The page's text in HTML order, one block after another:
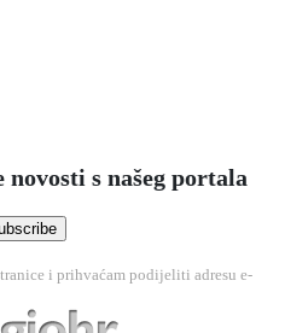
s našeg portala
i prihvaćam podijeliti adresu e-